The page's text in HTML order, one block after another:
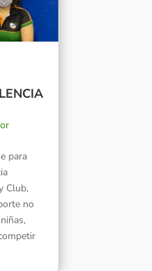
para
Club,
no